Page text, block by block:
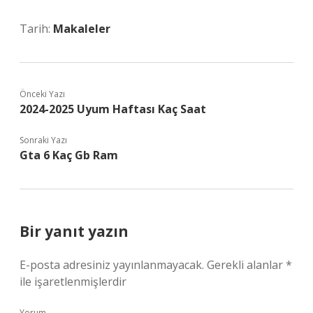
Tarih: Makaleler
Önceki Yazı
2024-2025 Uyum Haftası Kaç Saat
Sonraki Yazı
Gta 6 Kaç Gb Ram
Bir yanıt yazın
E-posta adresiniz yayınlanmayacak. Gerekli alanlar*
ile işaretlenmişlerdir